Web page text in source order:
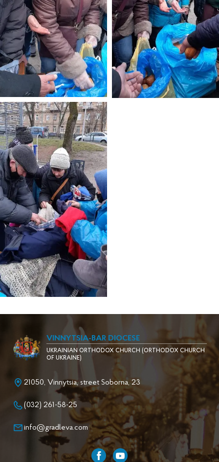
VINNYTSIA-BAR DIOCESE
UKRAINIAN ORTHODOX CHURCH (ORTHODOX CHURCH
OF UKRAINE)
21050, Vinnytsia, street Soborna, 23
(032) 261-58-25
info@gradleva.com